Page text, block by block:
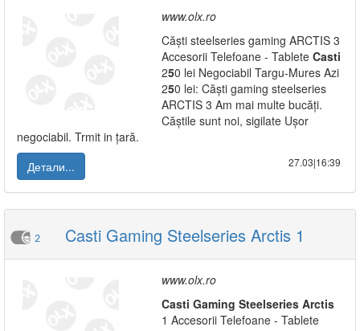
www.olx.ro
Căști steelseries gaming ARCTIS 3
Accesorii Telefoane - Tablete Casti
250 lei Negociabil Targu-Mures Azi
250 lei: Căști gaming steelseries
ARCTIS 3 Am mai multe bucăți.
Căștile sunt noi, sigilate Ușor
negociabil. Trmit in țară.
Детали...
27.03|16:39
2 Casti Gaming Steelseries Arctis 1
www.olx.ro
Casti Gaming Steelseries Arctis
1 Accesorii Telefoane - Tablete